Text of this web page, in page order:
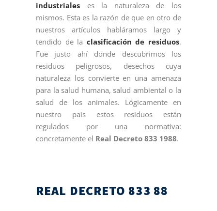
industriales es la naturaleza de los
mismos. Esta es la razón de que en otro de
nuestros artículos habláramos largo y
tendido de la clasificación de residuos.
Fue justo ahí donde descubrimos los
residuos peligrosos, desechos cuya
naturaleza los convierte en una amenaza
para la salud humana, salud ambiental o la
salud de los animales. Lógicamente en
nuestro país estos residuos están
regulados por una normativa:
concretamente el Real Decreto 833 1988.
REAL DECRETO 833 88